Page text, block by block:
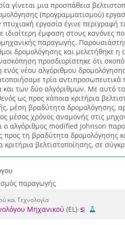
γίνεται μια προσπάθεια
(προγραμματισμού)
εργασία έγινε περιγραφή
ιδιαίτερη έμφαση στους κανόνες
παραγωγής.
δρομολόγησης και μελετήθηκε
προσδιορίστηκε ότι
ενός νέου αλγόριθμου
τρία αντιπροσωπευτικά
και των δύο αλγόριθμων. Με αυτό
ως προς κάποια κριτήρια
μέση βραδύτητα δρομολόγησης,
μέσος χρόνος αναμονής στις
ο αλγόριθμος modified Johnson
τη βραδύτητα δρομολόγησης
κριτήρια βελτιστοποίησης, σε
παραγωγής
και Τεχνολογία
Μηχανικού (EL)